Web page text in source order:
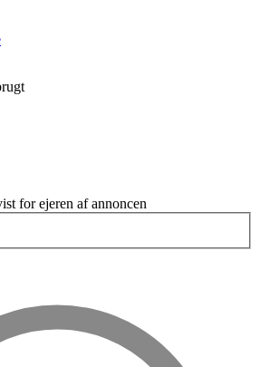
for ejeren af annoncen